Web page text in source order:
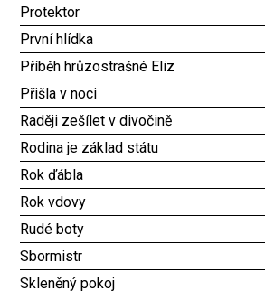
Protektor
První hlídka
Příběh hrůzostrašné Eliz
Přišla v noci
Raději zešílet v divočině
Rodina je základ státu
Rok ďábla
Rok vdovy
Rudé boty
Sbormistr
Skleněný pokoj